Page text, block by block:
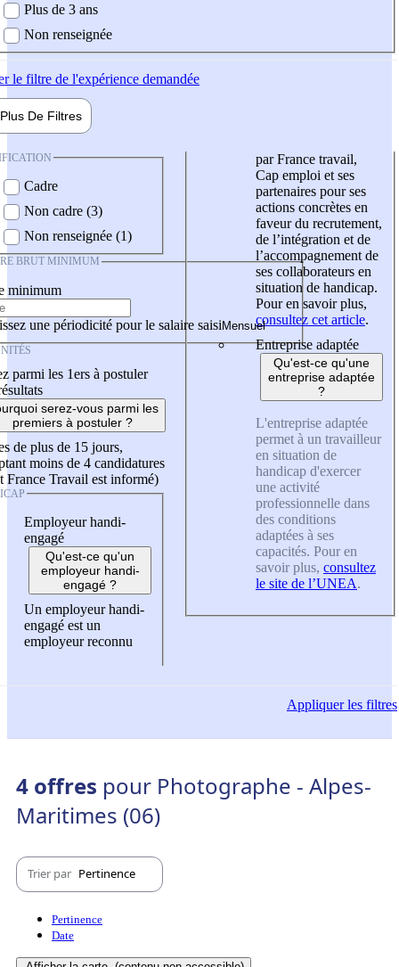
Plus de 3 ans
Non renseignée
le filtre de l'expérience demandée
Plus De Filtres
Cadre
Non cadre (3)
Non renseignée (1)
BRUT MINIMUM
minimum
une périodicité pour le salaire saisi
parmi les 1ers à postuler
serez-vous parmi les
premiers à postuler ?
de plus de 15 jours,
moins de 4 candidatures
France Travail est informé)
Employeur handi-
engagé
Qu'est-ce qu'un
employeur handi-
engagé ?
Un employeur handi-
engagé est un
employeur reconnu
par France travail,
Cap emploi et ses
partenaires pour ses
actions concrètes en
faveur du recrutement,
de l’intégration et de
l’accompagnement de
ses collaborateurs en
situation de handicap.
Pour en savoir plus,
consultez cet article.
Entreprise adaptée
Qu'est-ce qu'une
entreprise adaptée
?
L'entreprise adaptée
permet à un travailleur
en situation de
handicap d'exercer
une activité
professionnelle dans
des conditions
adaptées à ses
capacités. Pour en
savoir plus, consultez
le site de l’UNEA.
Appliquerles filtres
4 offres pour Photographe - Alpes-
Maritimes (06)
Trier par Pertinence
Pertinence
Date